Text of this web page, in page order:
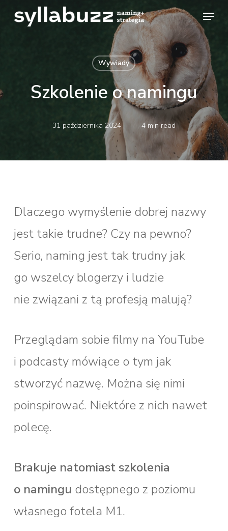
Skip
Menu
Wywiady
Szkolenie o namingu
31 października 2024 4 min read
Dlaczego wymyślenie dobrej nazwy
jest takie trudne? Czy na pewno?
Serio, naming jest tak trudny jak
go wszelcy blogerzy i ludzie
nie związani z tą profesją malują?
Przeglądam sobie filmy na YouTube
i podcasty mówiące o tym jak
stworzyć nazwę. Można się nimi
poinspirować. Niektóre z nich nawet
polecę.
Brakuje natomiast szkolenia
o namingu dostępnego z poziomu
własnego fotela M1.